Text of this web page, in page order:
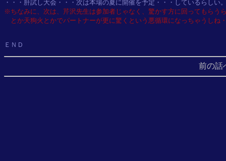
※ちなみに、次は、芹沢先生は参加者じゃなく、驚かす方に回ってもらう
とか天狗火とかでパートナーが更に驚くという悪循環になっちゃうしね
ＥＮＤ
前の話